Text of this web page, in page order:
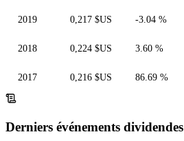
2019 0,217 $US -3.04 %
2018 0,224 $US 3.60 %
2017 0,216 $US 86.69 %
Derniers événements dividendes